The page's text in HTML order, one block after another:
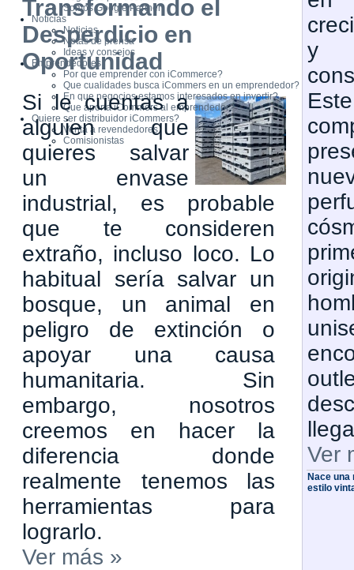
Somos Google Partner
Noticias
Noticias
Notas de prensa
Ideas y consejos
Emprendedores
Por que emprender con iCommerce?
Que cualidades busca iCommers en un emprendedor?
En que negocios estamos interesados en invertir?
Que aporta iCommers al emprendedor?
Quiere ser distribuidor iCommers?
Venta a revendedores
Comisionistas
Transformando el
Desperdicio en
Oportunidad
Si le cuentas a
alguien que
quieres salvar
un envase
industrial, es probable
que te consideren
extraño, incluso loco. Lo
habitual sería salvar un
bosque, un animal en
peligro de extinción o
apoyar una causa
humanitaria. Sin
embargo, nosotros
creemos en hacer la
diferencia donde
realmente tenemos las
herramientas para
lograrlo.
Ver más »
y
Ver
Nace una
estilo